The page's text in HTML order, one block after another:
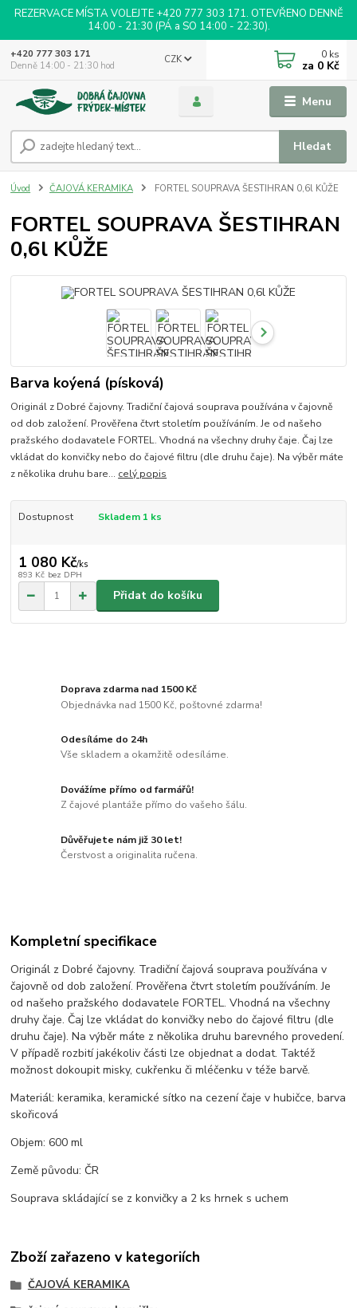
REZERVACE MÍSTA VOLEJTE +420 777 303 171. OTEVŘENO DENNĚ
14:00 - 21:30 (PÁ a SO 14:00 - 22:30).
Menu
CZK
Hledat
+420 777 303 171
Denně 14:00 - 21:30 hod
0 ks
za 0 Kč
Úvod ČAJOVÁ KERAMIKA FORTEL SOUPRAVA ŠESTIHRAN 0,6l KŮŽE
FORTEL SOUPRAVA ŠESTIHRAN
0,6l KŮŽE
Barva koýená (písková)
Originál z Dobré čajovny. Tradiční čajová souprava používána v čajovně
od dob založení. Prověřena čtvrt stoletím používáním. Je od našeho
pražského dodavatele FORTEL. Vhodná na všechny druhy čaje. Čaj lze
vkládat do konvičky nebo do čajové filtru (dle druhu čaje). Na výběr máte
z několika druhu bare... celý popis
Dostupnost Skladem 1 ks
1 080 Kč/ks
893 Kč bez DPH
Přidat do košíku
Doprava zdarma nad 1500 Kč
Objednávka nad 1500 Kč, poštovné zdarma!
Odesíláme do 24h
Vše skladem a okamžitě odesíláme.
Dovážíme přímo od farmářů!
Z čajové plantáže přímo do vašeho šálu.
Důvěřujete nám již 30 let!
Čerstvost a originalita ručena.
Kompletní specifikace
Originál z Dobré čajovny. Tradiční čajová souprava používána v
čajovně od dob založení. Prověřena čtvrt stoletím používáním. Je
od našeho pražského dodavatele FORTEL. Vhodná na všechny
druhy čaje. Čaj lze vkládat do konvičky nebo do čajové filtru (dle
druhu čaje). Na výběr máte z několika druhu barevného provedení.
V případě rozbití jakékoliv části lze objednat a dodat. Taktéž
možnost dokoupit misky, cukřenku či mléčenku v téže barvě.
Materiál: keramika, keramické sítko na cezení čaje v hubičce, barva
skořicová
Objem: 600 ml
Země původu: ČR
Souprava skládající se z konvičky a 2 ks hrnek s uchem
Zboží zařazeno v kategoriích
ČAJOVÁ KERAMIKA